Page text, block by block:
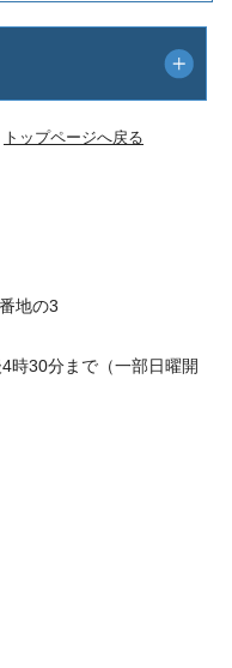
トップページへ戻る
地の3
時30分まで（一部日曜開